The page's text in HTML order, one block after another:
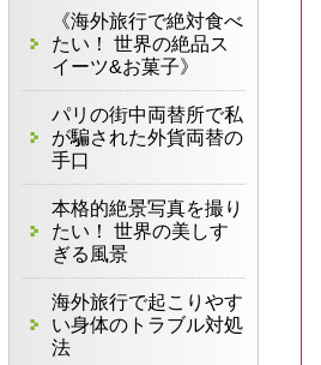
《海外旅行で絶対食べ
たい！ 世界の絶品ス
イーツ&お菓子》
パリの街中両替所で私
が騙された外貨両替の
手口
本格的絶景写真を撮り
たい！ 世界の美しす
ぎる風景
海外旅行で起こりやす
い身体のトラブル対処
法